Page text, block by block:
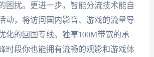
困扰。更进一步，智能分流技术能自
动，将访问国内影音、游戏的流量导
化的回国专线。独享100M带宽的承
时段你也能拥有流畅的观影和游戏体